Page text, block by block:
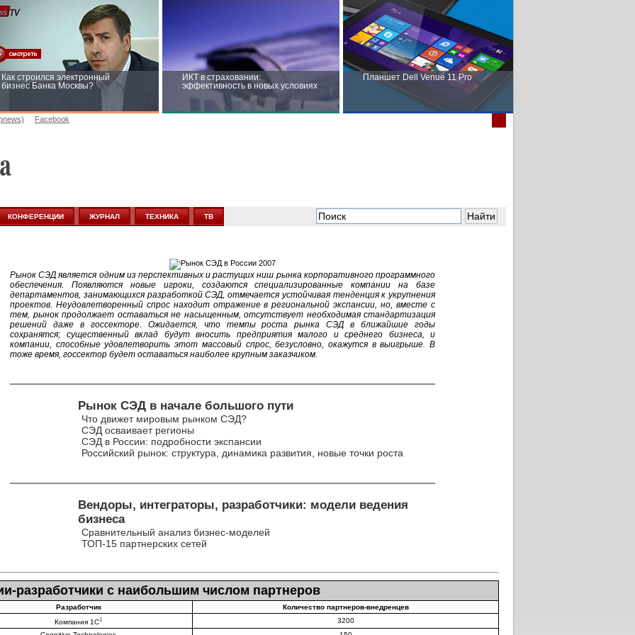
Как строился электронный
бизнес Банка Москвы?
ИКТ в страховании:
эффективность в новых условиях
Планшет Dell Venue 11 Pro
новых условиях
Facebook
КОНФЕРЕНЦИИ ЖУРНАЛ ТЕХНИКА ТВ
Рынок СЭД является одним из перспективных и растущих ниш рынка корпоративного программного
обеспечения. Появляются новые игроки, создаются специализированные компании на базе
департаментов, занимающихся разработкой СЭД, отмечается устойчивая тенденция к укрупнения
проектов. Неудовлетворенный спрос находит отражение в региональной экспансии, но, вместе с
тем, рынок продолжает оставаться не насыщенным, отсутствует необходимая стандартизация
решений даже в госсекторе. Ожидается, что темпы роста рынка СЭД в ближайшие годы
сохранятся; существенный вклад будут вносить предприятия малого и среднего бизнеса, и
компании, способные удовлетворить этот массовый спрос, безусловно, окажутся в выигрыше. В
тоже время, госсектор будет оставаться наиболее крупным заказчиком.
Рынок СЭД в начале большого пути
Что движет мировым рынком СЭД?
СЭД осваивает регионы
СЭД в России: подробности экспансии
Российский рынок: структура, динамика развития, новые точки роста
Вендоры, интеграторы, разработчики: модели ведения
бизнеса
Сравнительный анализ бизнес-моделей
ТОП-15 партнерских сетей
разработчики с наибольшим числом партнеров
Разработчик
Количество партнеров-внедренцев
Компания 1С1
3200